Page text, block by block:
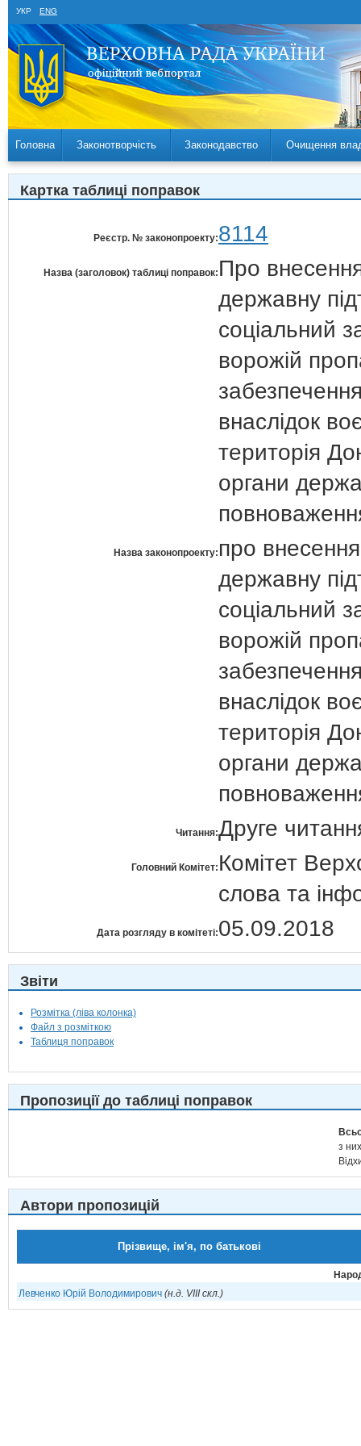
УКР ENG
Головна Законотворчість Законодавство Очищення
Картка таблиці поправок
Реєстр. № законопроекту:8114
Назва (заголовок) таблиці поправок: Про
державну
соціальний
ворожій
внаслідок
територія
органи
Назва законопроекту: про
державну
соціальний
ворожій
внаслідок
територія
органи
Читання:Друге
Головний Комітет: Комітет
слова та
Дата розгляду в комітеті:05.09.2018
Звіти
Розмітка (ліва колонка)
Файл з розміткою
Таблиця поправок
Пропозиції до таблиці поправок
з
Автори пропозицій
Прізвище, ім'я, по батькові
Левченко Юрій Володимирович (н.д. VIII скл.)